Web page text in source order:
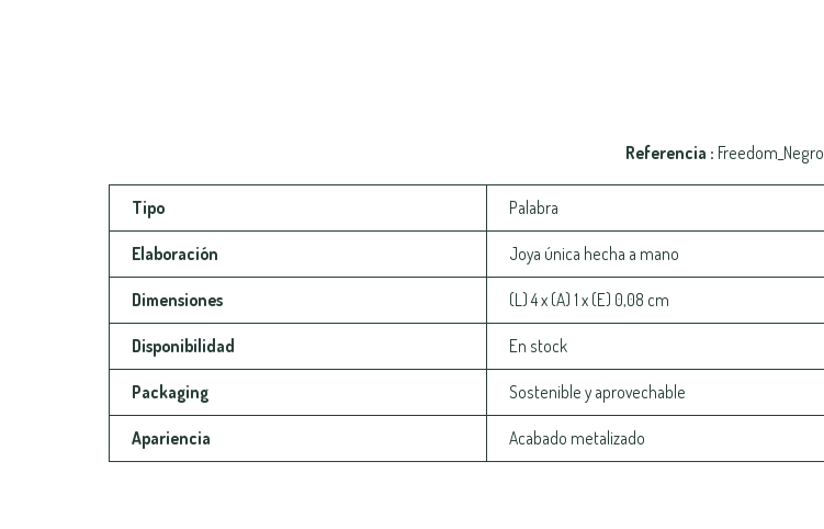
Referencia Freedom_Negro
Tipo Palabra
Elaboración Joya única hecha a mano
Dimensiones (L) 4 x (A) 1 x (E) 0,08 cm
Disponibilidad En stock
Packaging Sostenible y aprovechable
Apariencia Acabado metalizado